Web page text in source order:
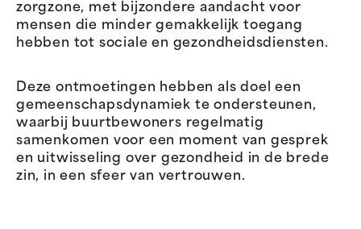
zorgzone, met bijzondere aandacht voor
mensen die minder gemakkelijk toegang
hebben tot sociale en gezondheidsdiensten.
Deze ontmoetingen hebben als doel een
gemeenschapsdynamiek te ondersteunen,
waarbij buurtbewoners regelmatig
samenkomen voor een moment van gesprek
en uitwisseling over gezondheid in de brede
zin, in een sfeer van vertrouwen.